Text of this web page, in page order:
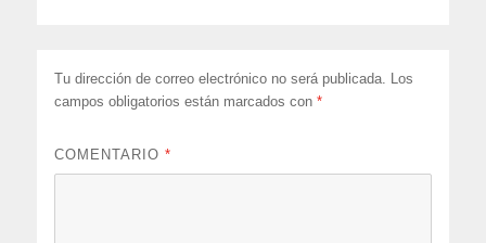
Tu dirección de correo electrónico no será publicada. Los
campos obligatorios están marcados con*
COMENTARIO*